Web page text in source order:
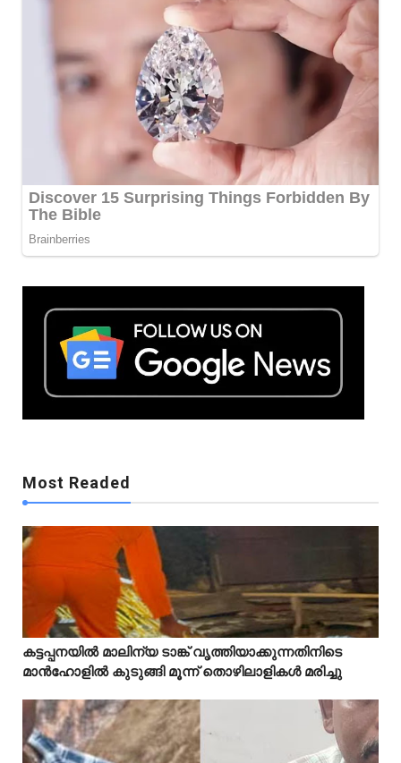
Most Readed
  
കട്ടപ്പനയിൽ മാലിന്യ ടാങ്ക് വൃത്തിയാക്കുന്നതിനിടെ
മാൻഹോളിൽ കുടുങ്ങി മൂന്ന് തൊഴിലാളികൾ മരിച്ചു
Mostreaded